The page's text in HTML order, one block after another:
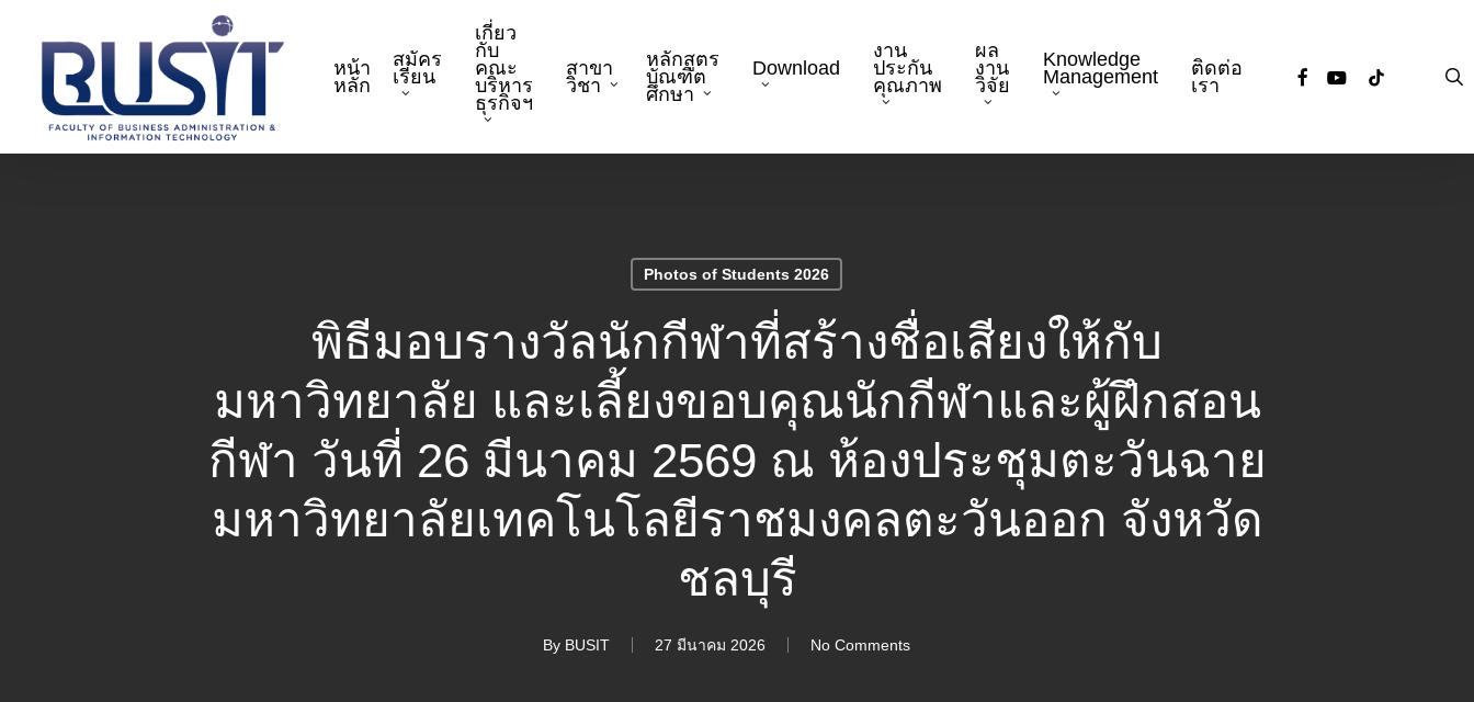
content
หน้า
หลัก
สมัคร
เรียน
เกี่ยว
กับ
คณะ
บริหาร
ธุรกิจฯ
สาขา
วิชา
หลักสูตร
บัณฑิต
ศึกษา
Download
งาน
ประกัน
คุณภาพ
ผล
งาน
วิจัย
Knowledge
Management
ติดต่อ
เรา
facebookyoutube
tiktok
Photos of Students 2026
พิธีมอบรางวัลนักกีฬาที่สร้างชื่อเสียงให้กับ
มหาวิทยาลัย และเลี้ยงขอบคุณนักกีฬาและผู้ฝึกสอน
กีฬา วันที่ 26 มีนาคม 2569 ณ ห้องประชุมตะวันฉาย
มหาวิทยาลัยเทคโนโลยีราชมงคลตะวันออก จังหวัด
ชลบุรี
By BUSIT 27 มีนาคม 2026 No Comments